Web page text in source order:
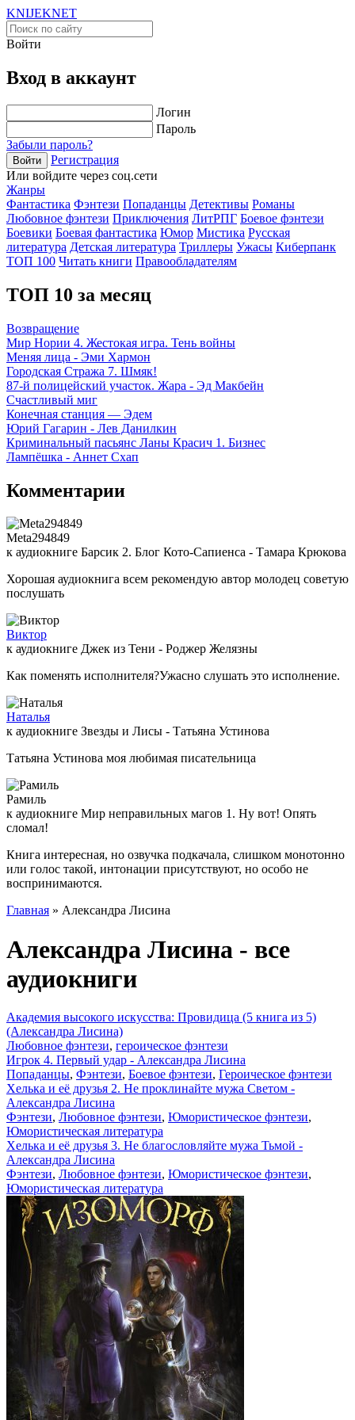
KNIJEKNET
Войти
Вход в аккаунт
Логин
Пароль
Забыли пароль?
Войти
Регистрация
Или войдите через соц.сети
Жанры
Фантастика Фэнтези Попаданцы Детективы Романы
Любовное фэнтези Приключения ЛитРПГ Боевое фэнтези
Боевики Боевая фантастика Юмор Мистика Русская
литература Детская литература Триллеры Ужасы Киберпанк
ТОП 100 Читать книги Правообладателям
ТОП 10 за месяц
Возвращение
Мир Нории 4. Жестокая игра. Тень войны
Меняя лица - Эми Хармон
Городская Стража 7. Шмяк!
87-й полицейский участок. Жара - Эд Макбейн
Счастливый миг
Конечная станция — Эдем
Юрий Гагарин - Лев Данилкин
Криминальный пасьянс Ланы Красич 1. Бизнес
Лампёшка - Аннет Схап
Комментарии
Meta294849
к аудиокниге Барсик 2. Блог Кото-Сапиенса - Тамара Крюкова
Хорошая аудиокнига всем рекомендую автор молодец советую
послушать
Виктор
к аудиокниге Джек из Тени - Роджер Желязны
Как поменять исполнителя?Ужасно слушать это исполнение.
Наталья
к аудиокниге Звезды и Лисы - Татьяна Устинова
Татьяна Устинова моя любимая писательница
Рамиль
к аудиокниге Мир неправильных магов 1. Ну вот! Опять
сломал!
Книга интересная, но озвучка подкачала, слишком монотонно
или голос такой, интонации присутствуют, но особо не
воспринимаются.
Главная » Александра Лисина
Александра Лисина - все
аудиокниги
Академия высокого искусства: Провидица (5 книга из 5)
(Александра Лисина)
Любовное фэнтези, героическое фэнтези
Игрок 4. Первый удар - Александра Лисина
Попаданцы, Фэнтези, Боевое фэнтези, Героическое фэнтези
Хелька и её друзья 2. Не проклинайте мужа Светом -
Александра Лисина
Фэнтези, Любовное фэнтези, Юмористическое фэнтези,
Юмористическая литература
Хелька и её друзья 3. Не благословляйте мужа Тьмой -
Александра Лисина
Фэнтези, Любовное фэнтези, Юмористическое фэнтези,
Юмористическая литература